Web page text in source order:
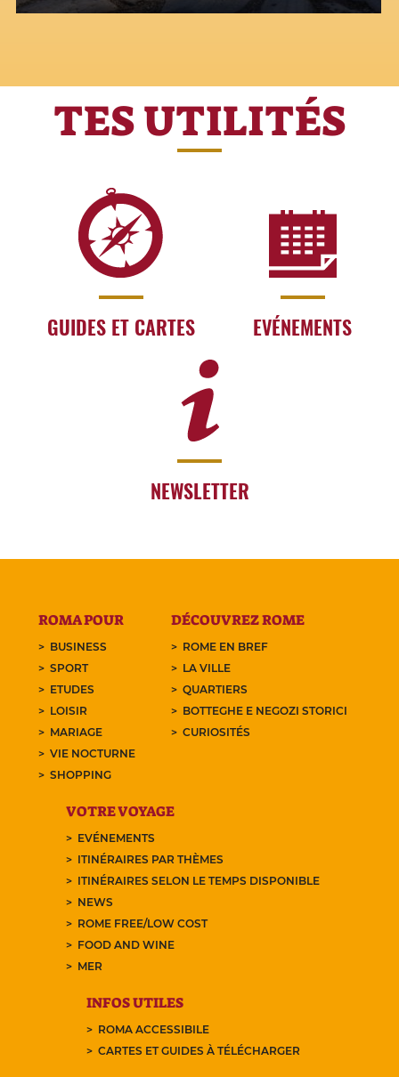
TES UTILITÉS
GUIDES ET CARTES EVÉNEMENTS
NEWSLETTER
ROMA POUR
BUSINESS
SPORT
ETUDES
LOISIR
MARIAGE
VIE NOCTURNE
SHOPPING
DÉCOUVREZ ROME
ROME EN BREF
LA VILLE
QUARTIERS
BOTTEGHE E NEGOZI STORICI
CURIOSITÉS
VOTRE VOYAGE
EVÉNEMENTS
ITINÉRAIRES PAR THÈMES
ITINÉRAIRES SELON LE TEMPS DISPONIBLE
NEWS
ROME FREE/LOW COST
FOOD AND WINE
MER
INFOS UTILES
ROMA ACCESSIBILE
CARTES ET GUIDES À TÉLÉCHARGER